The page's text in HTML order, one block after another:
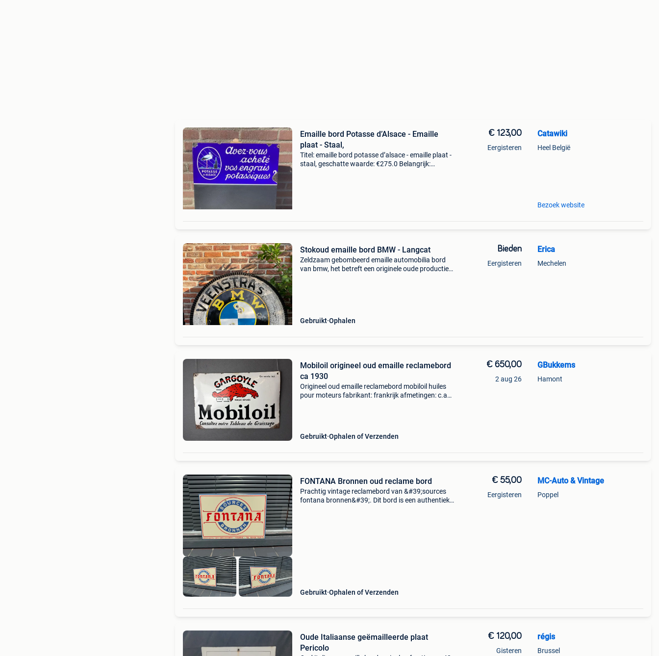
Emaille bord Potasse d’Alsace - Emaille
plaat - Staal,
Titel: emaille bord potasse d’alsace - emaille plaat -
staal, geschatte waarde: €275.0 Belangrijk:
€ 123,00
Eergisteren
Catawiki
Heel België
Bezoek website
Stokoud emaille bord BMW - Langcat
Zeldzaam gebombeerd emaille automobilia bord
van bmw, het betreft een originele oude productie
Gebruikt Ophalen
Bieden
Eergisteren
Erica
Mechelen
Mobiloil origineel oud emaille reclamebord
ca 1930
Origineel oud emaille reclamebord mobiloil huiles
pour moteurs fabrikant: frankrijk afmetingen: c.a
Gebruikt Ophalen of Verzenden
€ 650,00
2 aug 26
GBukkems
Hamont
FONTANA Bronnen oud reclame bord
Prachtig vintage reclamebord van &#39;sources
fontana bronnen&#39;. Dit bord is een authentiek
Gebruikt Ophalen of Verzenden
€ 55,00
Eergisteren
MC-Auto & Vintage
Poppel
Oude Italiaanse geëmailleerde plaat
Pericolo
€ 120,00
Gisteren
régis
Brussel